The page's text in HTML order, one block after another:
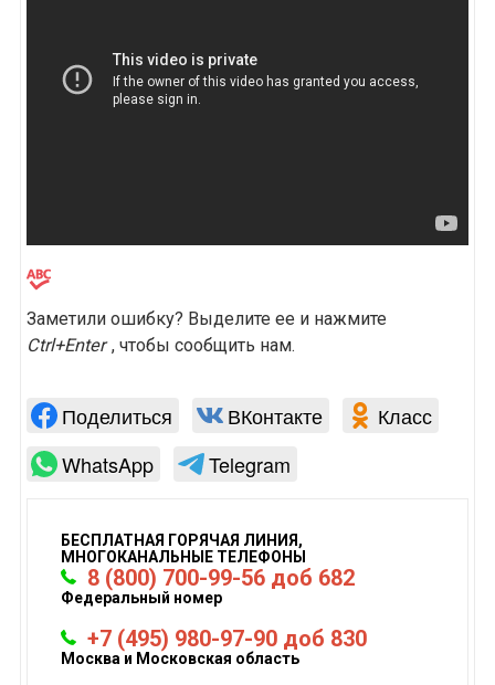
Заметили ошибку? Выделите ее и нажмите
Ctrl+Enter , чтобы сообщить нам.
Поделиться ВКонтакте
Класс
WhatsApp
Telegram
БЕСПЛАТНАЯ ГОРЯЧАЯ ЛИНИЯ,
МНОГОКАНАЛЬНЫЕ ТЕЛЕФОНЫ
8 (800) 700-99-56 доб 682
Федеральный номер
+7 (495) 980-97-90 доб 830
Москва и Московская область